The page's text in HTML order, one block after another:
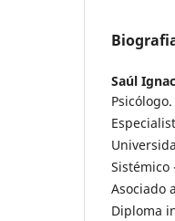
Saúl
Sistémico
Asociado
Diploma